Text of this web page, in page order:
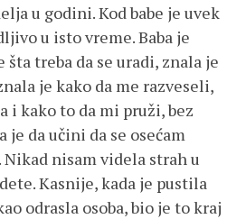
u godini. Kod babe je uvek
u isto vreme. Baba je
šta treba da se uradi, znala je
je kako da me razveseli,
i kako to da mi pruži, bez
je da učini da se osećam
Nikad nisam videla strah u
Kasnije, kada je pustila
odrasla osoba, bio je to kraj